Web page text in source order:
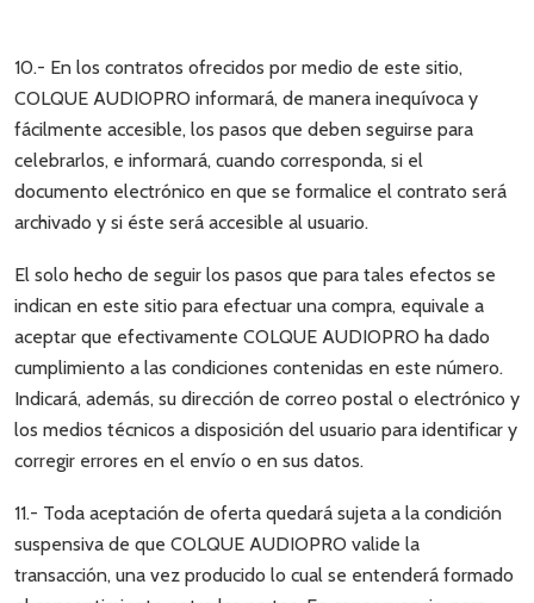
10.- En los contratos ofrecidos por medio de este sitio,
COLQUE AUDIOPRO informará, de manera inequívoca y
fácilmente accesible, los pasos que deben seguirse para
celebrarlos, e informará, cuando corresponda, si el
documento electrónico en que se formalice el contrato será
archivado y si éste será accesible al usuario.
El solo hecho de seguir los pasos que para tales efectos se
indican en este sitio para efectuar una compra, equivale a
aceptar que efectivamente COLQUE AUDIOPRO ha dado
cumplimiento a las condiciones contenidas en este número.
Indicará, además, su dirección de correo postal o electrónico y
los medios técnicos a disposición del usuario para identificar y
corregir errores en el envío o en sus datos.
11.- Toda aceptación de oferta quedará sujeta a la condición
suspensiva de que COLQUE AUDIOPRO valide la
transacción, una vez producido lo cual se entenderá formado